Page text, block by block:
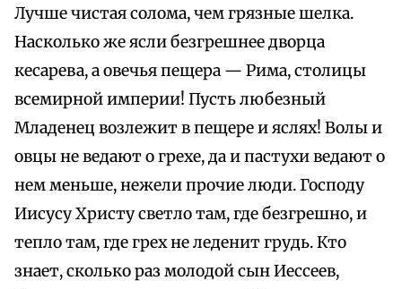
Лучше чистая солома, чем грязные шелка.
Насколько же ясли безгрешнее дворца
кесарева, а овечья пещера — Рима, столицы
всемирной империи! Пусть любезный
Младенец возлежит в пещере и яслях! Волы и
овцы не ведают о грехе, да и пастухи ведают о
нем меньше, нежели прочие люди. Господу
Иисусу Христу светло там, где безгрешно, и
тепло там, где грех не леденит грудь. Кто
знает, сколько раз молодой сын Иессеев,